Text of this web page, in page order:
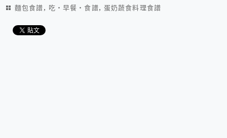
麵包食譜 , 吃‧早餐‧食譜, 蛋奶蔬食料理食譜